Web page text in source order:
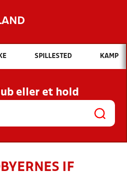
Hvad vil du søge efter?
INDHOLD OG NYHEDER
KLUBBER OG
HOLD
SPILLESTED KAMP
eller et hold
IF